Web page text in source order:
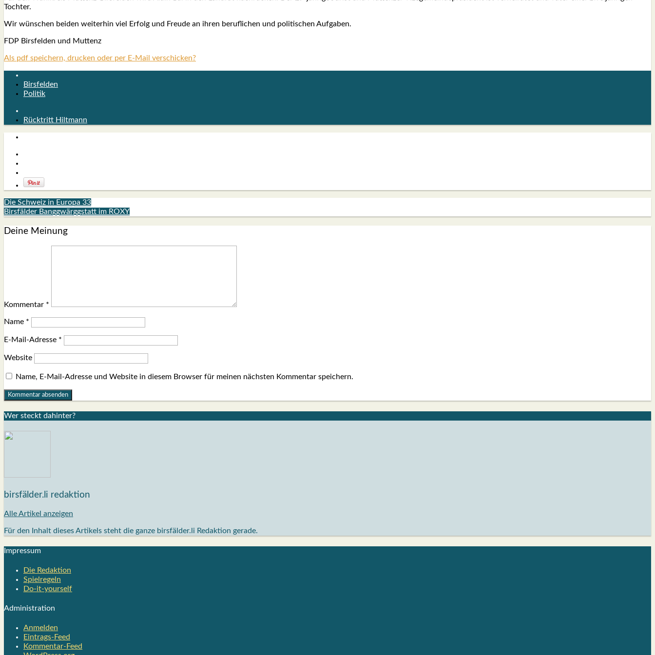
Toch­ter.
Wir wün­schen bei­den wei­ter­hin viel Erfolg und Freu­de an ihren beruf­li­chen und poli­ti­schen Auf­ga­ben.
FDP Birs­fel­den und Mut­tenz
Als pdf speichern, drucken oder per E-Mail verschicken?
Birsfelden
Politik
Rücktritt Hiltmann
Die Schweiz in Europa 33
Birsfälder Banggwärggstatt im ROXY
Deine Meinung
Kommentar *
Name *
E-Mail-Adresse *
Website
Name, E-Mail-Adresse und Website in diesem Browser für meinen nächsten Kommentar speichern.
Wer steckt dahin­ter?
birsfälder.li redaktion
Alle Artikel anzeigen
Für den Inhalt dieses Artikels steht die ganze birsfälder.li Redaktion gerade.
Impres­sum
Die Redak­ti­on
Spiel­re­geln
Do-it-your­s­elf
Admi­nis­tra­ti­on
Anmelden
Eintrags-Feed
Kommentar-Feed